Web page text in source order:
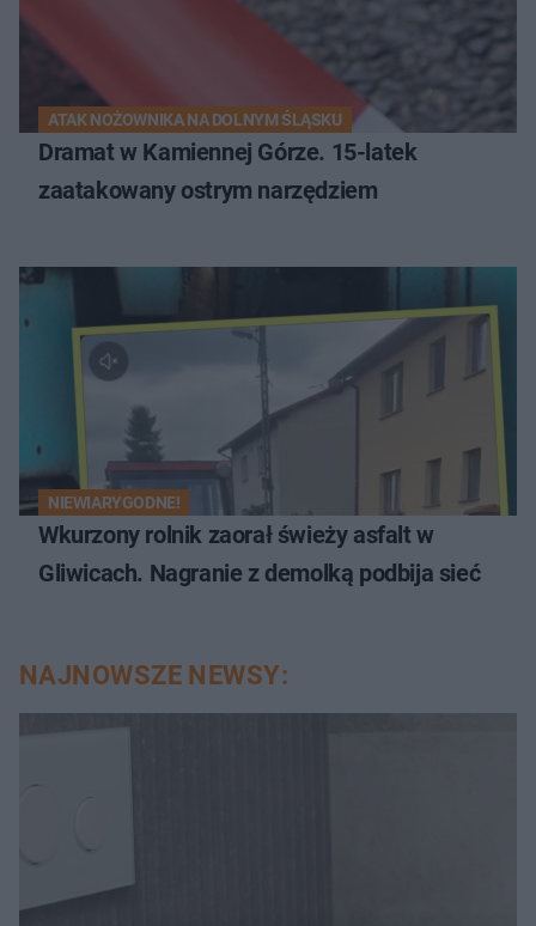
ATAK NOŻOWNIKA NA DOLNYM ŚLĄSKU
Dramat w Kamiennej Górze. 15-latek
zaatakowany ostrym narzędziem
NIEWIARYGODNE!
Wkurzony rolnik zaorał świeży asfalt w
Gliwicach. Nagranie z demolką podbija sieć
NAJNOWSZE NEWSY: